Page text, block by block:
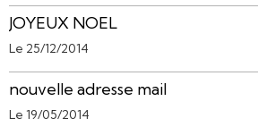
JOYEUX NOEL
Le 25/12/2014
nouvelle adresse mail
Le 19/05/2014